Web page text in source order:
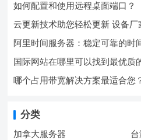
如何配置和使用远程桌面端口？
云更新技术助您轻松更新 设备厂
阿里时间服务器：稳定可靠的时
国际网站在哪里可以找到最优质
哪个占用带宽解决方案最适合您
分类
加拿大服务器